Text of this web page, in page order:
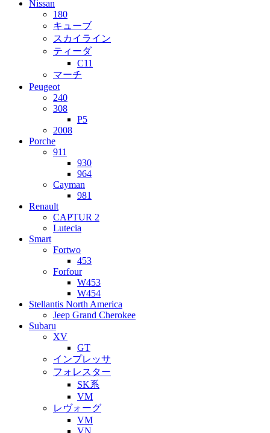
Nissan
180
キューブ
スカイライン
ティーダ
C11
マーチ
Peugeot
240
308
P5
2008
Porche
911
930
964
Cayman
981
Renault
CAPTUR 2
Lutecia
Smart
Fortwo
453
Forfour
W453
W454
Stellantis North America
Jeep Grand Cherokee
Subaru
XV
GT
インプレッサ
フォレスター
SK系
VM
レヴォーグ
VM
VN